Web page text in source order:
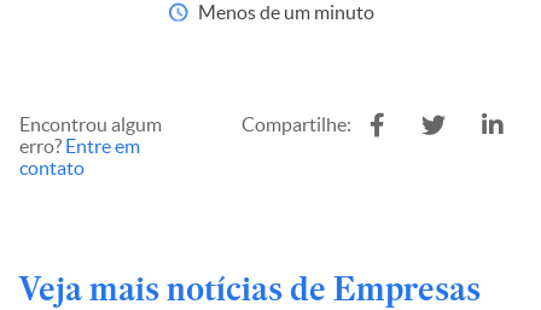
Menos de um minuto
Encontrou algum
erro? Entre em
contato
Compartilhe:
Veja mais notícias de Empresas